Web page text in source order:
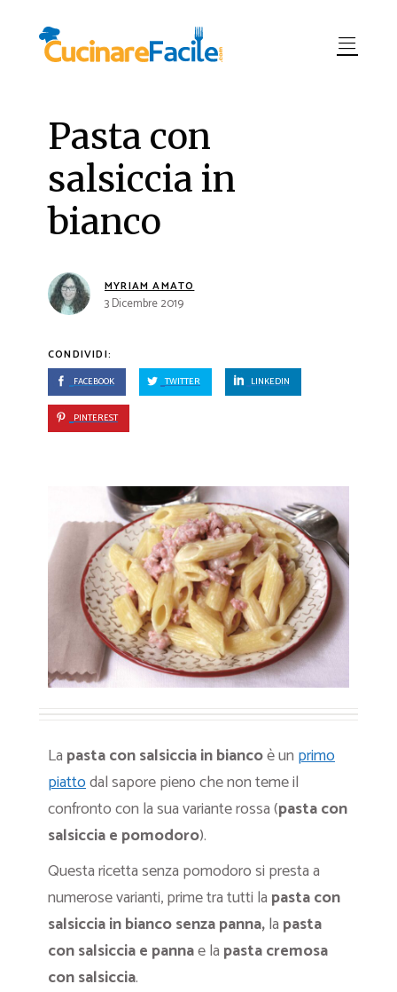
Pasta con
salsiccia in
bianco
MYRIAM AMATO
3 Dicembre 2019
CONDIVIDI:
FACEBOOK TWITTER LINKEDIN
PINTEREST
La pasta con salsiccia in biancoè un primo
piattodal sapore pieno che non teme il
confronto con la sua variante rossa (pasta con
salsiccia e pomodoro).
Questa ricetta senza pomodoro si presta a
numerose varianti, prime tra tutti la pasta con
salsiccia in bianco senza panna,la pasta
con salsiccia e pannae la pasta cremosa
con salsiccia.